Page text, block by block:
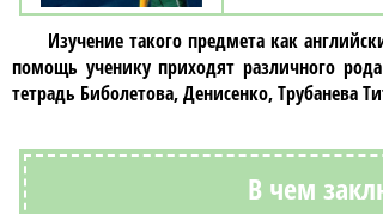
Изучение такого предмета как
помощь ученику приходят различного
тетрадь Биболетова, Денисенко, Трубанева
В чем